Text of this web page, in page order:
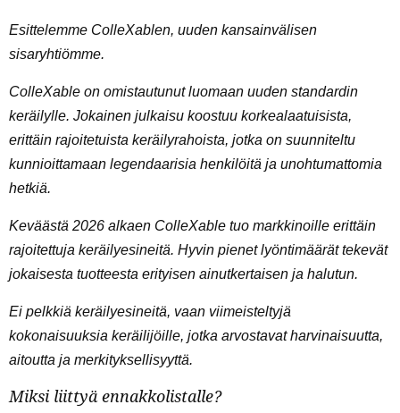
Esittelemme ColleXablen, uuden kansainvälisen
sisaryhtiömme.
ColleXable on omistautunut luomaan uuden standardin
keräilylle. Jokainen julkaisu koostuu korkealaatuisista,
erittäin rajoitetuista keräilyrahoista, jotka on suunniteltu
kunnioittamaan legendaarisia henkilöitä ja unohtumattomia
hetkiä.
Keväästä 2026 alkaen ColleXable tuo markkinoille erittäin
rajoitettuja keräilyesineitä. Hyvin pienet lyöntimäärät tekevät
jokaisesta tuotteesta erityisen ainutkertaisen ja halutun.
Ei pelkkiä keräilyesineitä, vaan viimeisteltyjä
kokonaisuuksia keräilijöille, jotka arvostavat harvinaisuutta,
aitoutta ja merkityksellisyyttä.
Miksi liittyä ennakkolistalle?